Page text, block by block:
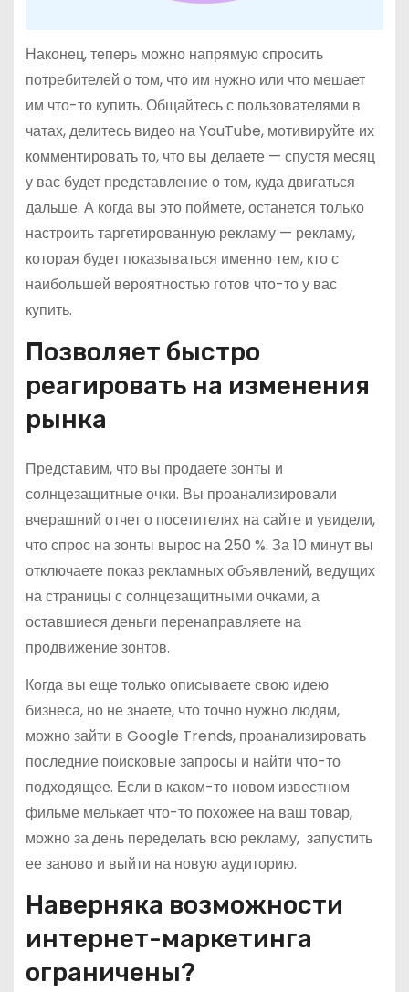
Наконец, теперь можно напрямую спросить
потребителей о том, что им нужно или что мешает
им что-то купить. Общайтесь с пользователями в
чатах, делитесь видео на YouTube, мотивируйте их
комментировать то, что вы делаете — спустя месяц
у вас будет представление о том, куда двигаться
дальше. А когда вы это поймете, останется только
настроить таргетированную рекламу — рекламу,
которая будет показываться именно тем, кто с
наибольшей вероятностью готов что-то у вас
купить.
Позволяет быстро
реагировать на изменения
рынка
Представим, что вы продаете зонты и
солнцезащитные очки. Вы проанализировали
вчерашний отчет о посетителях на сайте и увидели,
что спрос на зонты вырос на 250 %. За 10 минут вы
отключаете показ рекламных объявлений, ведущих
на страницы с солнцезащитными очками, а
оставшиеся деньги перенаправляете на
продвижение зонтов.
Когда вы еще только описываете свою идею
бизнеса, но не знаете, что точно нужно людям,
можно зайти в Google Trends, проанализировать
последние поисковые запросы и найти что-то
подходящее. Если в каком-то новом известном
фильме мелькает что-то похожее на ваш товар,
можно за день переделать всю рекламу, запустить
ее заново и выйти на новую аудиторию.
Наверняка возможности
интернет-маркетинга
ограничены?